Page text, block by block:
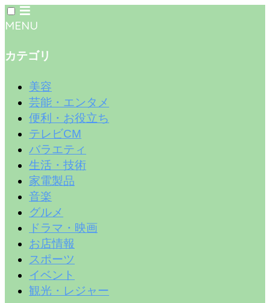
MENU
カテゴリ
美容
芸能・エンタメ
便利・お役立ち
テレビCM
バラエティ
生活・技術
家電製品
音楽
グルメ
ドラマ・映画
お店情報
スポーツ
イベント
観光・レジャー